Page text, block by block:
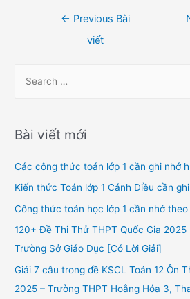
← Previous Bài
viết
r
h
f
o
Bài viết mới
Các công thức toán lớp 1 cần ghi nhớ
Kiến thức Toán lớp 1 Cánh Diều cần
Công thức toán học lớp 1 cần nhớ
120+ Đề Thi Thử THPT Quốc Gia 2025
Trường Sở Giáo Dục [Có Lời Giải]
Giải 7 câu trong đề KSCL Toán 12 Ôn
2025 – Trường THPT Hoằng Hóa 3,